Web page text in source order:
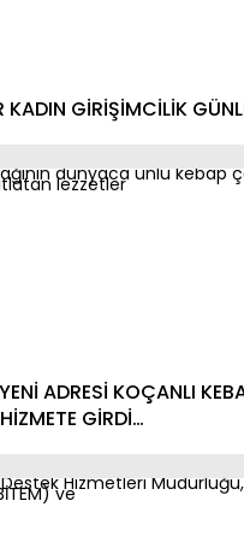
KADIN GİRİŞİMCİLİK
ADRESİ KOÇANLI
GİRDİ…